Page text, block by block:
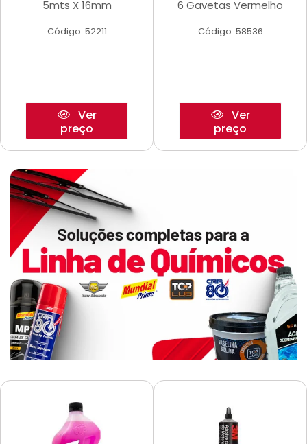
5mts X 16mm
Código: 52211
Ver
preço
6 Gavetas Vermelho
Código: 58536
Ver
preço